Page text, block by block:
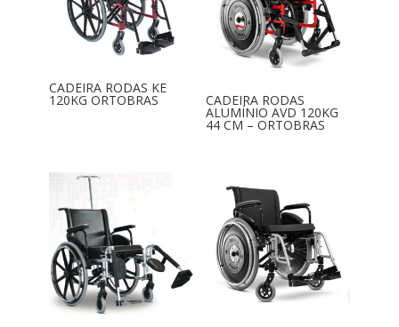
CADEIRA RODAS KE
120KG ORTOBRAS CADEIRA RODAS
ALUMÍNIO AVD 120KG
44 CM – ORTOBRAS